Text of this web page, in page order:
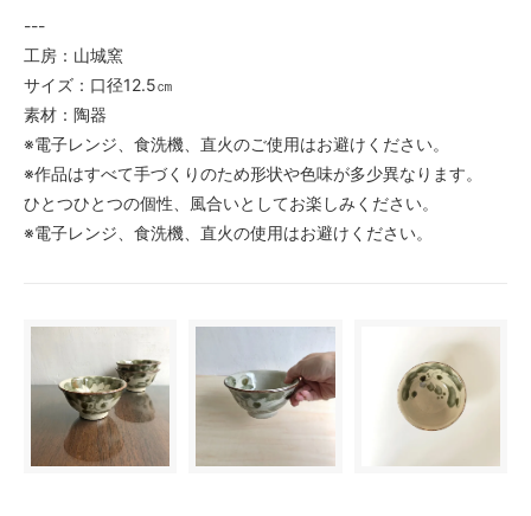
---
工房：山城窯
サイズ：口径12.5㎝
素材：陶器
※電子レンジ、食洗機、直火のご使用はお避けください。
※作品はすべて手づくりのため形状や色味が多少異なります。
ひとつひとつの個性、風合いとしてお楽しみください。
※電子レンジ、食洗機、直火の使用はお避けください。